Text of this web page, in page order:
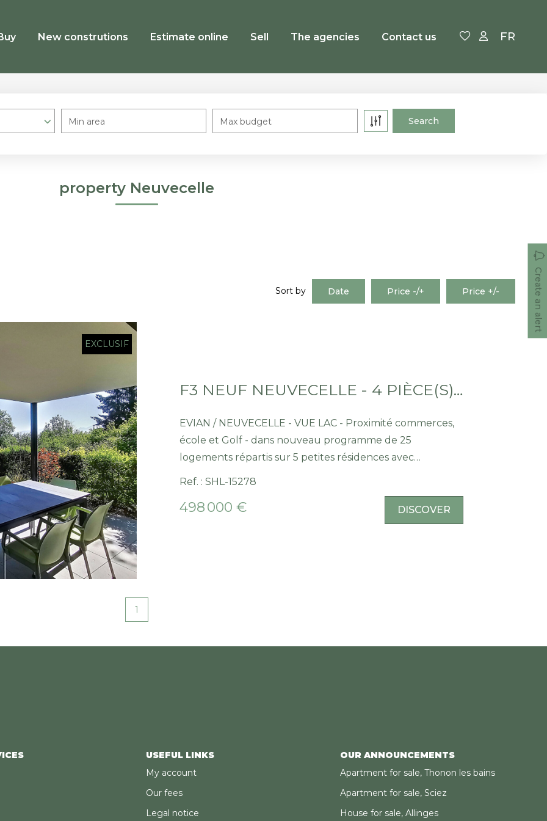
New construtions Estimate online Sell The agencies Contact us FR
Min area Max budget
property Neuvecelle
Create an alert
Sort by Date Price -/+ Price +/-
EXCLUSIF
F3 NEUF NEUVECELLE - 4 PIÈCE(S) - 78.29 M2
EVIAN / NEUVECELLE - VUE LAC - Proximité commerces,
école et Golf - dans nouveau programme de 25
logements répartis sur 5 petites résidences avec
Ref. : SHL-15278
498 000 € DISCOVER
1
USEFUL LINKS
My account
Our fees
Legal notice
OUR ANNOUNCEMENTS
Apartment for sale, Thonon les bains
Apartment for sale, Sciez
House for sale, Allinges